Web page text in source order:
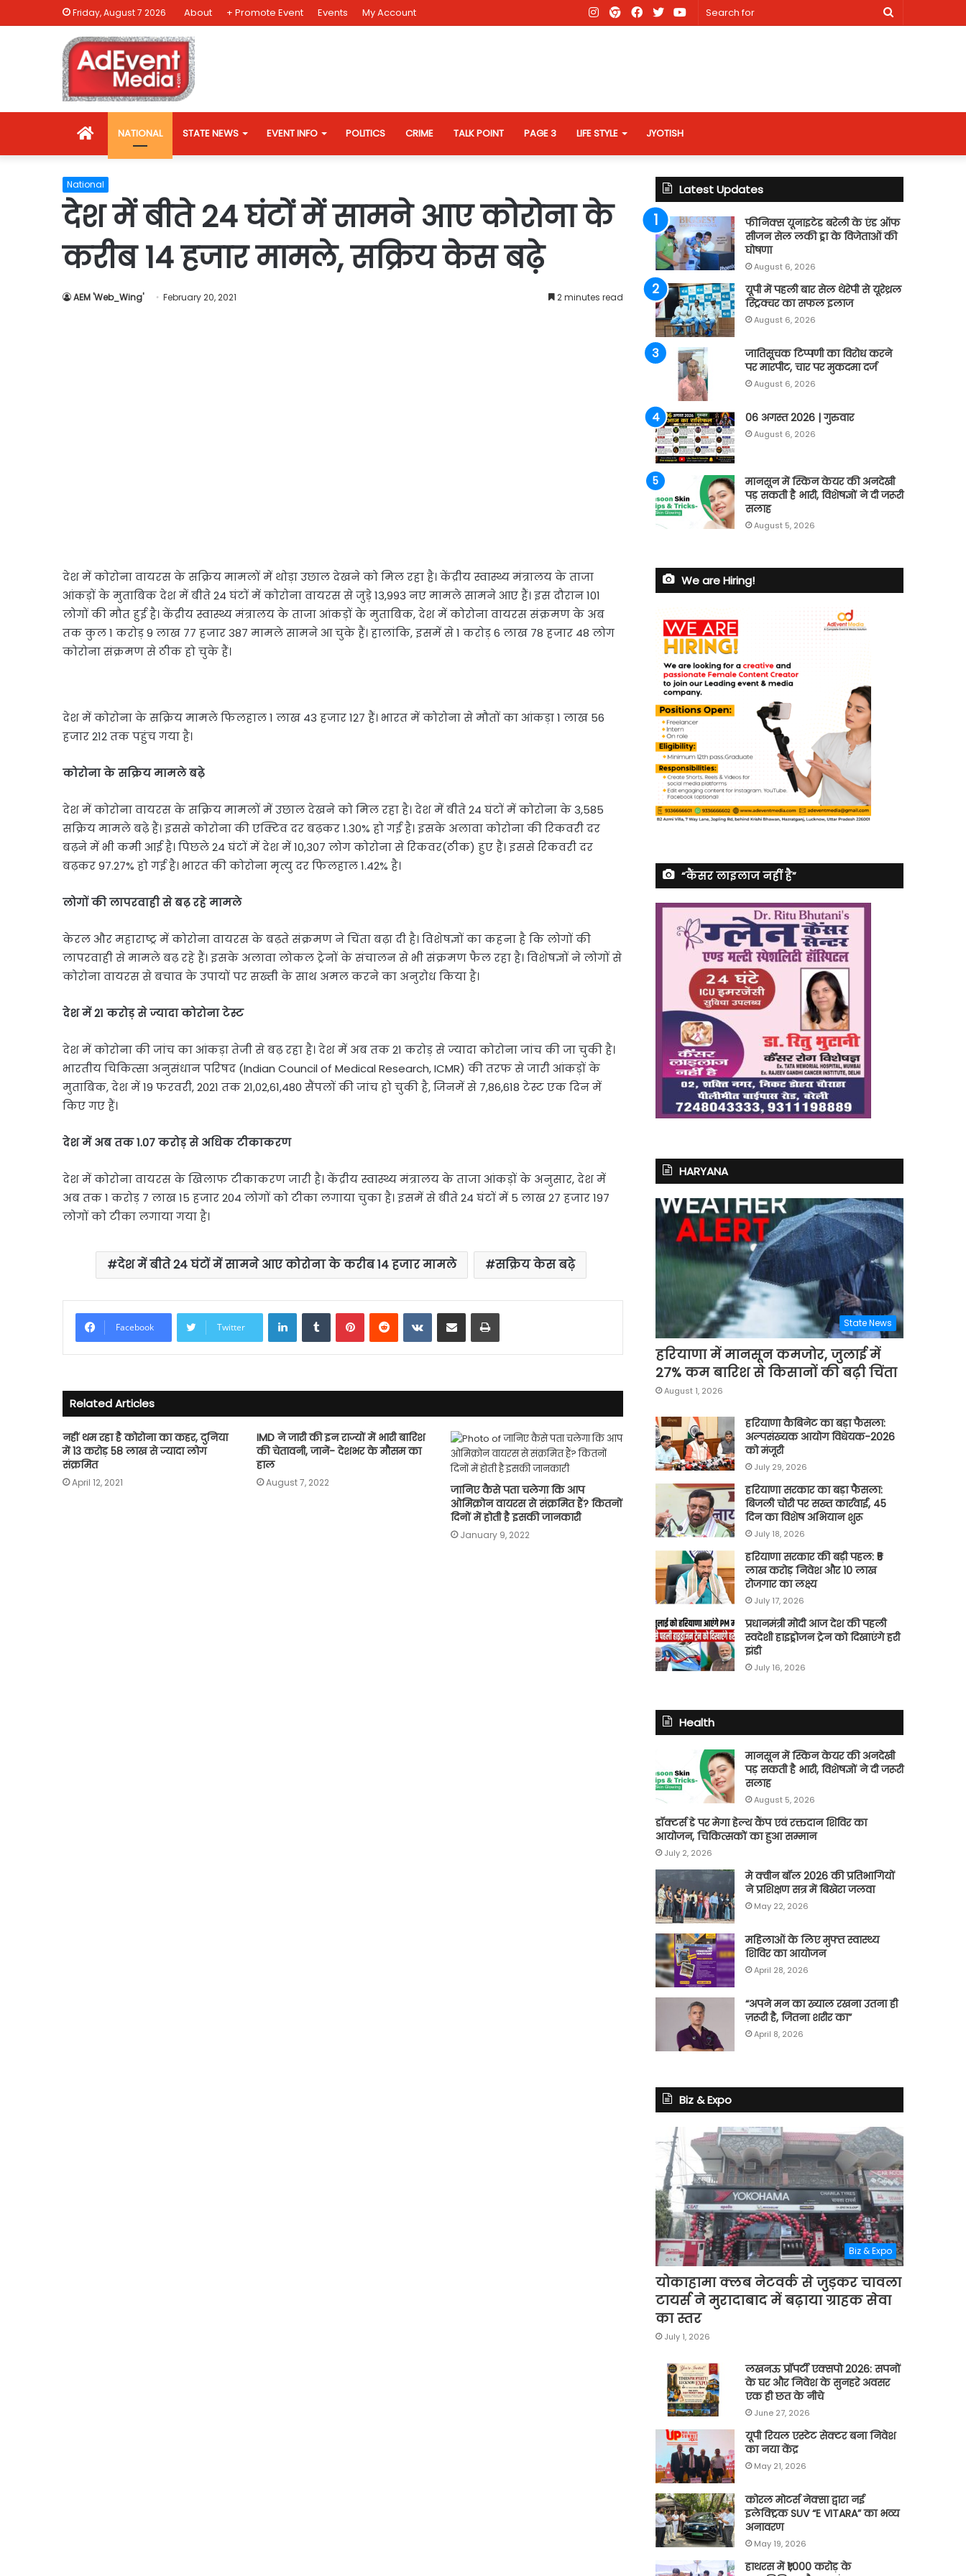
Friday, August 7 2026 About + Promote Event Events My Account
Search
Youtube
X
Facebook
AD
Instagram
HOMENATIONAL STATE NEWS EVENT INFO POLITICS CRIME TALK POINT PAGE 3 LIFE STYLE JYOTISH
National
देश में बीते 24 घंटों में सामने आए कोरोना के
करीब 14 हजार मामले, सक्रिय केस बढ़े
AEM 'Web_Wing' February 20, 2021 2 minutes read
देश में कोरोना वायरस के सक्रिय मामलों में थोड़ा उछाल देखने को मिल रहा है। केंद्रीय स्वास्थ्य मंत्रालय के ताजा
आंकड़ों के मुताबिक देश में बीते 24 घंटों में कोरोना वायरस से जुड़े 13,993 नए मामले सामने आए हैं। इस दौरान 101
लोगों की मौत हुई है। केंद्रीय स्वास्थ्य मंत्रालय के ताजा आंकड़ों के मुताबिक, देश में कोरोना वायरस संक्रमण के अब
तक कुल 1 करोड़ 9 लाख 77 हजार 387 मामले सामने आ चुके हैं। हालांकि, इसमें से 1 करोड़ 6 लाख 78 हजार 48 लोग
कोरोना संक्रमण से ठीक हो चुके हैं।
देश में कोरोना के सक्रिय मामले फिलहाल 1 लाख 43 हजार 127 हैं। भारत में कोरोना से मौतों का आंकड़ा 1 लाख 56
हजार 212 तक पहुंच गया है।
कोरोना के सक्रिय मामले बढ़े
देश में कोरोना वायरस के सक्रिय मामलों में उछाल देखने को मिल रहा है। देश में बीते 24 घंटों में कोरोना के 3,585
सक्रिय मामले बढ़े हैं। इससे कोरोना की एक्टिव दर बढ़कर 1.30% हो गई है। इसके अलावा कोरोना की रिकवरी दर
बढ़ने में भी कमी आई है। पिछले 24 घंटों में देश में 10,307 लोग कोरोना से रिकवर(ठीक) हुए हैं। इससे रिकवरी दर
बढ़कर 97.27% हो गई है। भारत की कोरोना मृत्यु दर फिलहाल 1.42% है।
लोगों की लापरवाही से बढ़ रहे मामले
केरल और महाराष्ट्र में कोरोना वायरस के बढ़ते संक्रमण ने चिंता बढ़ा दी है। विशेषज्ञों का कहना है कि लोगों की
लापरवाही से मामले बढ़ रहे हैं। इसके अलावा लोकल ट्रेनों के संचालन से भी संक्रमण फैल रहा है। विशेषज्ञों ने लोगों से
कोरोना वायरस से बचाव के उपायों पर सख्ती के साथ अमल करने का अनुरोध किया है।
देश में 21 करोड़ से ज्यादा कोरोना टेस्ट
देश में कोरोना की जांच का आंकड़ा तेजी से बढ़ रहा है। देश में अब तक 21 करोड़ से ज्यादा कोरोना जांच की जा चुकी है।
भारतीय चिकित्सा अनुसंधान परिषद (Indian Council of Medical Research, ICMR) की तरफ से जारी आंकड़ों के
मुताबिक, देश में 19 फरवरी, 2021 तक 21,02,61,480 सैंपलों की जांच हो चुकी है, जिनमें से 7,86,618 टेस्ट एक दिन में
किए गए हैं।
देश में अब तक 1.07 करोड़ से अधिक टीकाकरण
देश में कोरोना वायरस के खिलाफ टीकाकरण जारी है। केंद्रीय स्वास्थ्य मंत्रालय के ताजा आंकड़ों के अनुसार, देश में
अब तक 1 करोड़ 7 लाख 15 हजार 204 लोगों को टीका लगाया चुका है। इसमें से बीते 24 घंटों में 5 लाख 27 हजार 197
लोगों को टीका लगाया गया है।
देश में बीते 24 घंटों में सामने आए कोरोना के करीब 14 हजार मामले सक्रिय केस बढ़े
Facebook Twitter
LinkedInTumblrPinterestReddit VKontakte
Share via Email Print
Related Articles
नहीं थम रहा है कोरोना का कहर, दुनिया
में 13 करोड़ 58 लाख से ज्यादा लोग
संक्रमित
April 12, 2021
IMD ने जारी की इन राज्यों में भारी बारिश
की चेतावनी, जानें- देशभर के मौसम का
हाल
August 7, 2022
जानिए कैसे पता चलेगा कि आप
ओमिक्रोन वायरस से संक्रमित हैं? कितनों
दिनों में होती है इसकी जानकारी
January 9, 2022
Latest Updates
फीनिक्स यूनाइटेड बरेली के एंड ऑफ
सीजन सेल लकी ड्रा के विजेताओं की
घोषणा
August 6, 2026
यूपी में पहली बार सेल थेरेपी से यूरेथ्रल
स्ट्रिक्चर का सफल इलाज
August 6, 2026
जातिसूचक टिप्पणी का विरोध करने
पर मारपीट, चार पर मुकदमा दर्ज
August 6, 2026
06 अगस्त 2026 | गुरुवार
August 6, 2026
मानसून में स्किन केयर की अनदेखी
पड़ सकती है भारी, विशेषज्ञों ने दी जरूरी
सलाह
August 5, 2026
We are Hiring!
“कैंसर लाइलाज नहीं है”
HARYANA
State News
हरियाणा में मानसून कमजोर, जुलाई में
27% कम बारिश से किसानों की बढ़ी चिंता
August 1, 2026
हरियाणा कैबिनेट का बड़ा फैसला:
अल्पसंख्यक आयोग विधेयक-2026
को मंजूरी
July 29, 2026
हरियाणा सरकार का बड़ा फैसला:
बिजली चोरी पर सख्त कार्रवाई, 45
दिन का विशेष अभियान शुरू
July 18, 2026
हरियाणा सरकार की बड़ी पहल: ₹5
लाख करोड़ निवेश और 10 लाख
रोजगार का लक्ष्य
July 17, 2026
प्रधानमंत्री मोदी आज देश की पहली
स्वदेशी हाइड्रोजन ट्रेन को दिखाएंगे हरी
झंडी
July 16, 2026
Health
मानसून में स्किन केयर की अनदेखी
पड़ सकती है भारी, विशेषज्ञों ने दी जरूरी
सलाह
August 5, 2026
डॉक्टर्स डे पर मेगा हेल्थ कैंप एवं रक्तदान शिविर का
आयोजन, चिकित्सकों का हुआ सम्मान
July 2, 2026
मे क्वीन बॉल 2026 की प्रतिभागियों
ने प्रशिक्षण सत्र में बिखेरा जलवा
May 22, 2026
महिलाओं के लिए मुफ्त स्वास्थ्य
शिविर का आयोजन
April 28, 2026
“अपने मन का ख्याल रखना उतना ही
ज़रूरी है, जितना शरीर का”
April 8, 2026
Biz & Expo
Biz & Expo
योकाहामा क्लब नेटवर्क से जुड़कर चावला
टायर्स ने मुरादाबाद में बढ़ाया ग्राहक सेवा
का स्तर
July 1, 2026
लखनऊ प्रॉपर्टी एक्सपो 2026: सपनों
के घर और निवेश के सुनहरे अवसर
एक ही छत के नीचे
June 27, 2026
यूपी रियल एस्टेट सेक्टर बना निवेश
का नया केंद्र
May 21, 2026
कोरल मोटर्स नेक्सा द्वारा नई
इलेक्ट्रिक SUV “E VITARA” का भव्य
अनावरण
May 19, 2026
हाथरस में ₹1,000 करोड़ के